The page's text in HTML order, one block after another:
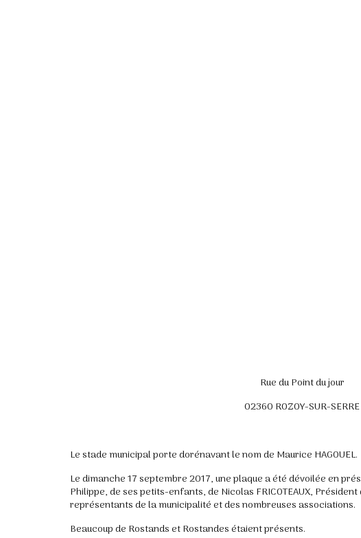
Rue du Point du jour
02360 ROZOY-SUR-SERRE
Le stade municipal porte dorénavant le nom de Maurice HAGOUEL.
Le dimanche 17 septembre 2017, une plaque a été dévoilée en
Philippe, de ses petits-enfants, de Nicolas FRICOTEAUX,
représentants de la municipalité et des nombreuses associations.
Beaucoup de Rostands et Rostandes étaient présents.